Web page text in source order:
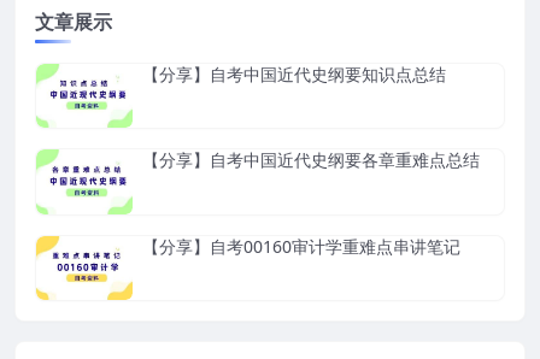
文章展示
【分享】自考中国近代史纲要知识点总结
【分享】自考中国近代史纲要各章重难点总结
【分享】自考00160审计学重难点串讲笔记